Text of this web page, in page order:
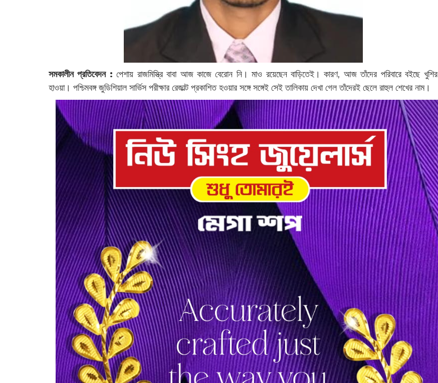
সমকালীন প্রতিবেদন : ‌পেশায় রাজমিস্ত্রি বাবা আজ কাজে বেরোন নি। মাও রয়েছেন বাড়িতেই। কারণ, আজ তাঁদের পরিবারে বইছে খুশির
হাওয়া। পশ্চিমবঙ্গ জুডিশিয়াল সার্ভিস পরীক্ষার রেজাল্ট প্রকাশিত হওয়ার সঙ্গে সঙ্গেই সেই তালিকায় দেখা গেল তাঁদেরই ছেলে রাহুল শেখের নাম।